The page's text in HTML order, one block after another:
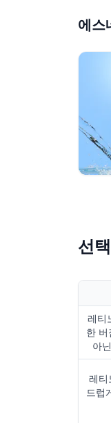
에스
선
레티
한 버
아
레티
드럽